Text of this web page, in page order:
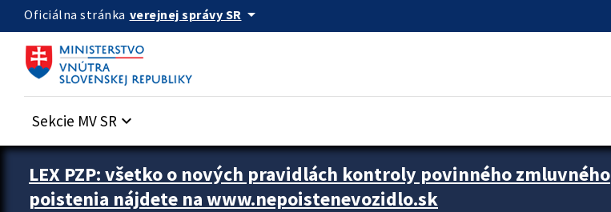
Preskocit na hlavný obsah
Oficiálna stránka verejnej správy SR arrow_drop_down
Sekcie MV SR keyboard_arrow_down
Zastavit automatický posun upútavok
LEX PZP: všetko o nových pravidlách kontroly povinného zmluvného
poistenia nájdete na www.nepoistenevozidlo.sk